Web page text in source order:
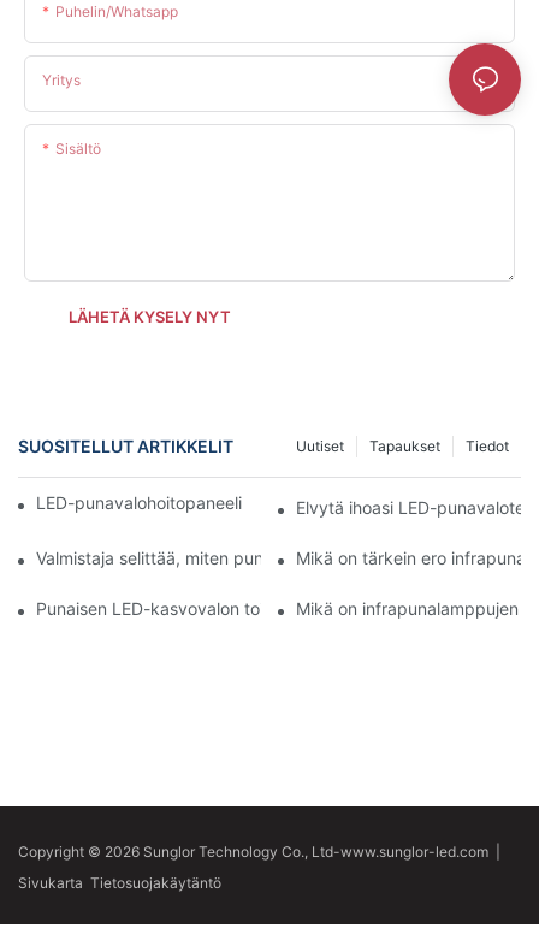
Puhelin/whatsapp
Yritys
Sisältö
LÄHETÄ KYSELY NYT
SUOSITELLUT ARTIKKELIT Tiedot
Tapaukset
Uutiset
LED-punavalohoitopaneelin käytön edut paljastaminen
Elvytä ihoasi LED-
Valmistaja selittää, miten punavalohoito parantaa ihon terveyttä
Mikä on tärkein ero
Punaisen LED-kasvovalon toimintaperiaatteen ymmärtäminen
Mikä on infrapunalamppujen
Copyright © 2026 Sunglor Technology Co., Ltd-www.sunglor-led.com
Sivukarta Tietosuojakäytäntö